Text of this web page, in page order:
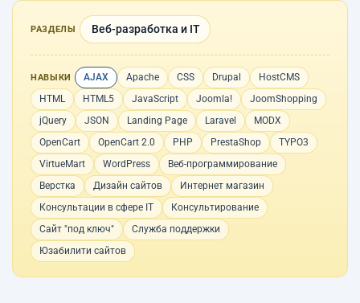
РАЗДЕЛЫ Веб-разработка и IT
НАВЫКИ AJAX Apache CSS Drupal
HostCMS
HTML
HTML5 JavaScript Joomla!
JoomShopping
jQuery
JSON Landing Page Laravel
MODX
OpenCart
OpenCart 2.0 PHP PrestaShop
TYPO3
VirtueMart
WordPress
Веб-программирование
Верстка
Дизайн сайтов
Интернет магазин
Консультации в сфере IT
Консультирование
Сайт "под ключ"
Служба поддержки
Юзабилити сайтов